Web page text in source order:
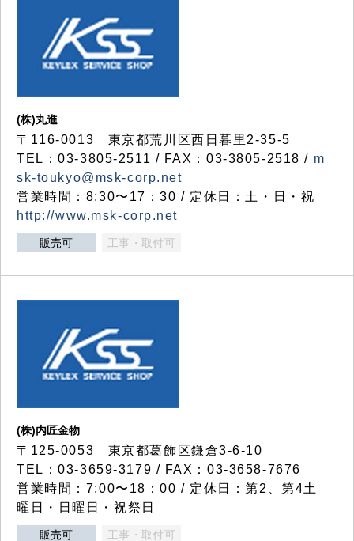
(株)丸進
〒116-0013 東京都荒川区西日暮里2-35-5
TEL：03-3805-2511 / FAX：03-3805-2518 / m
sk-toukyo@msk-corp.net
営業時間：8:30〜17：30 / 定休日：土・日・祝
http://www.msk-corp.net
販売可 工事・取付可
(株)内匠金物
〒125-0053 東京都葛飾区鎌倉3-6-10
TEL：03-3659-3179 / FAX：03-3658-7676
営業時間：7:00〜18：00 / 定休日：第2、第4土
曜日・日曜日・祝祭日
販売可 工事・取付可